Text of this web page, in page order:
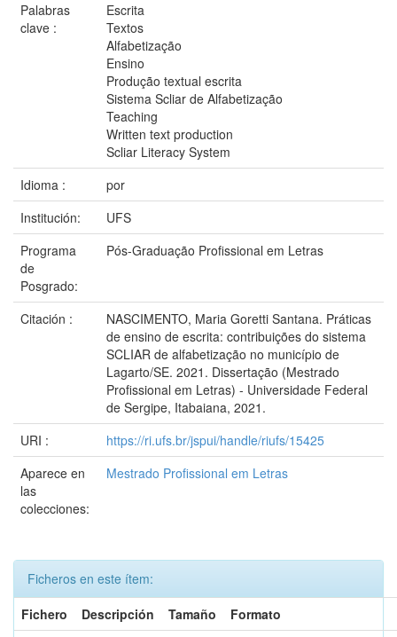
Palabras
clave :
Escrita
Textos
Alfabetização
Ensino
Produção textual escrita
Sistema Scliar de Alfabetização
Teaching
Written text production
Scliar Literacy System
Idioma :
por
Institución:
UFS
Programa
de
Posgrado:
Pós-Graduação Profissional em Letras
Citación :
NASCIMENTO, Maria Goretti Santana. Práticas
de ensino de escrita: contribuições do sistema
SCLIAR de alfabetização no município de
Lagarto/SE. 2021. Dissertação (Mestrado
Profissional em Letras) - Universidade Federal
de Sergipe, Itabaiana, 2021.
URI :
https://ri.ufs.br/jspui/handle/riufs/15425
Aparece en
las
colecciones:
Mestrado Profissional em Letras
Ficheros en este ítem:
Fichero
Descripción Tamaño
Formato